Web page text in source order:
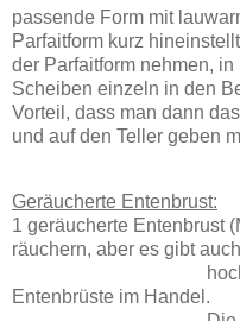
passende Form mit
Parfaitform kurz
der Parfaitform nehmen,
Scheiben einzeln in den
Vorteil, dass man dann
und auf den Teller geben
Geräucherte Entenbrust:
1 geräucherte Entenbrust
räuchern, aber es gibt auch
hochwertige,
Entenbrüste im Handel.